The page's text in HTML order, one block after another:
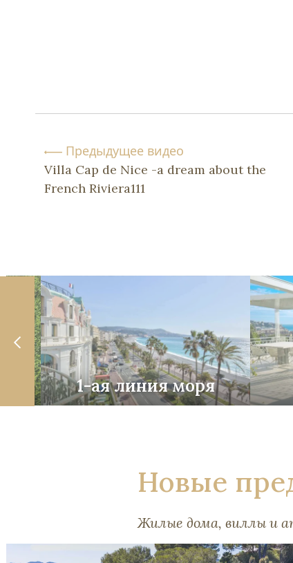
Предыдущее видео
Villa Cap de Nice -a dream about the
French Riviera111
1-ая линия моря
Новые
Жилые дома, виллы и